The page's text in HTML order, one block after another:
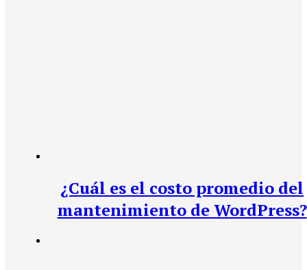
¿Cuál es el costo promedio del
mantenimiento de WordPress?